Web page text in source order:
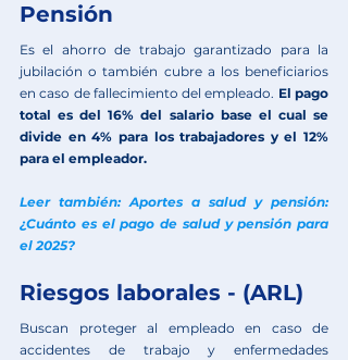
Pensión
Es el ahorro de trabajo garantizado para la
jubilación o también cubre a los beneficiarios
en caso de fallecimiento del empleado. El pago
total es del 16% del salario base el cual se
divide en 4% para los trabajadores y el 12%
para el empleador.
Leer también: Aportes a salud y pensión:
¿Cuánto es el pago de salud y pensión para
el 2025?
Riesgos laborales - (ARL)
Buscan proteger al empleado en caso de
accidentes de trabajo y enfermedades